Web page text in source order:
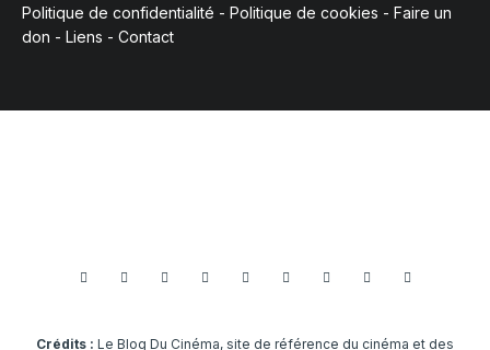
Politique de confidentialité - Politique de cookies - Faire un
don - Liens - Contact
Crédits : Le Blog Du Cinéma, site de référence du cinéma et des